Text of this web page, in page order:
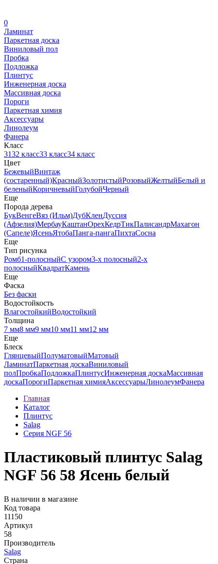
0
Ламинат
Паркетная доска
Виниловый пол
Пробка
Подложка
Плинтус
Инженерная доска
Массивная доска
Пороги
Паркетная химия
Аксессуары
Линолеум
Фанера
Класс
3132 класс33 класс34 класс
Цвет
БежевыйВинтаж
(состаренный)КрасныйЗолотистыйРозовыйЖелтыйБелый и
беленыйКоричневыйГолубойЧерный
Еще
Порода дерева
БукВенгеВяз (Ильм)ДубКленДуссия
(Афзелия)МербауКаштанОрехКедрТикПалисандрМахагон
(Сапеле)ЯсеньЯтобаПанга-пангаПихтаСосна
Еще
Тип рисунка
Ромб1-полосныйС узором3-х полосный2-х
полосныйКвадратКамень
Еще
Фаска
Без фаски
Водостойкость
ВлагостойкийВодостойкий
Толщина
7 мм8 мм9 мм10 мм11 мм12 мм
Еще
Блеск
ГлянцевыйПолуматовыйМатовый
ЛаминатПаркетная доскаВиниловый
полПробкаПодложкаПлинтусИнженерная доскаМассивная
доскаПорогиПаркетная химияАксессуарыЛинолеумФанера
Главная
Каталог
Плинтус
Salag
Серия NGF 56
Пластиковый плинтус Salag
NGF 56 58 Ясень белый
В наличии в магазине
Код товара
11150
Артикул
58
Производитель
Salag
Страна